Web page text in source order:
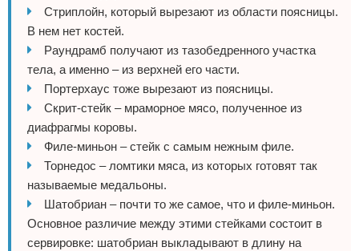
Стриплойн, который вырезают из области поясницы.
В нем нет костей.
Раундрамб получают из тазобедренного участка
тела, а именно – из верхней его части.
Портерхаус тоже вырезают из поясницы.
Скрит-стейк – мраморное мясо, полученное из
диафрагмы коровы.
Филе-миньон – стейк с самым нежным филе.
Торнедос – ломтики мяса, из которых готовят так
называемые медальоны.
Шатобриан – почти то же самое, что и филе-миньон.
Основное различие между этими стейками состоит в
сервировке: шатобриан выкладывают в длину на